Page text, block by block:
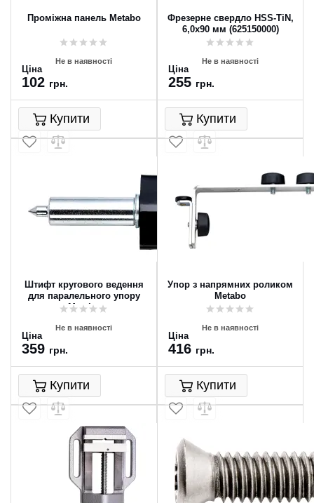
Проміжна панель Metabo
Не в наявності
Ціна
102 грн.
Купити
Фрезерне свердло HSS-TiN,
6,0x90 мм (625150000)
Не в наявності
Ціна
255 грн.
Купити
Штифт кругового ведення
для паралельного упору
Metabo
Не в наявності
Ціна
359 грн.
Купити
Упор з напрямних роликом
Metabo
Не в наявності
Ціна
416 грн.
Купити